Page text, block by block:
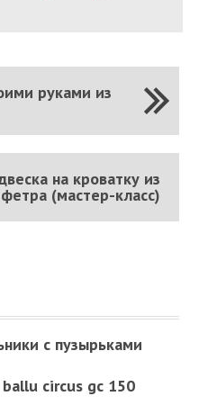
руками из
на кроватку из
фетра (мастер-класс)
с пузырьками
circus gc 150